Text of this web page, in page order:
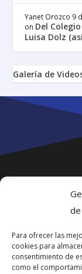
Para ofrecer las
cookies para
consentimiento de
como el
Yanet Orozco 9
on Del
Luisa Dolz
Galería de
Webmaster